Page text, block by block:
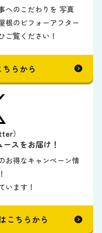
へのこだわりを 写真
根のビフォーアフター
ご覧ください！
らから
）
スをお届け！
お得なキャンペーン情
います！
こちらから